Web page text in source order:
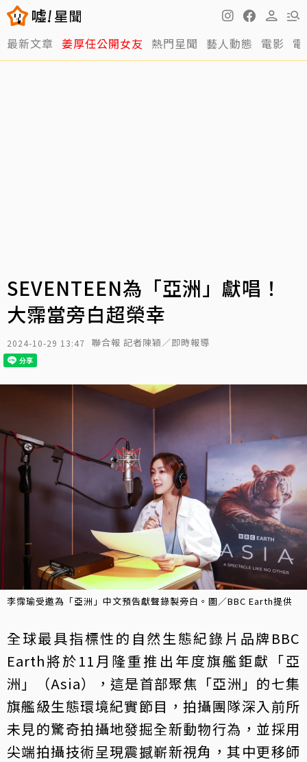
最新文章 姜厚任公開女友 熱門星聞 藝人動態 電影
SEVENTEEN為「亞洲」獻唱！
大霈當旁白超榮幸
2024-10-29 13:47 聯合報 記者陳穎／即時報導
李霈瑜受邀為「亞洲」中文預告獻聲錄製旁白。圖／BBC Earth提供
全球最具指標性的自然生態紀錄片品牌BBC
Earth將於11月隆重推出年度旗艦鉅獻「亞
洲」（Asia），這是首部聚焦「亞洲」的七集
旗艦級生態環境紀實節目，拍攝團隊深入前所
未見的驚奇拍攝地發掘全新動物行為，並採用
尖端拍攝技術呈現震撼嶄新視角，其中更移師